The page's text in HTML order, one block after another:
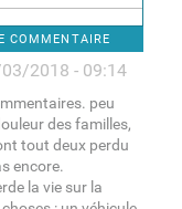
COMMENTAIRE
2018 - 09:14
peu
des familles,
tout deux perdu
encore.
la vie sur la